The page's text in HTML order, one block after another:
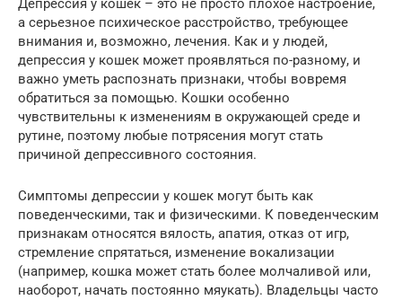
Депрессия у кошек – это не просто плохое настроение,
а серьезное психическое расстройство, требующее
внимания и, возможно, лечения. Как и у людей,
депрессия у кошек может проявляться по-разному, и
важно уметь распознать признаки, чтобы вовремя
обратиться за помощью. Кошки особенно
чувствительны к изменениям в окружающей среде и
рутине, поэтому любые потрясения могут стать
причиной депрессивного состояния.
Симптомы депрессии у кошек могут быть как
поведенческими, так и физическими. К поведенческим
признакам относятся вялость, апатия, отказ от игр,
стремление спрятаться, изменение вокализации
(например, кошка может стать более молчаливой или,
наоборот, начать постоянно мяукать). Владельцы часто